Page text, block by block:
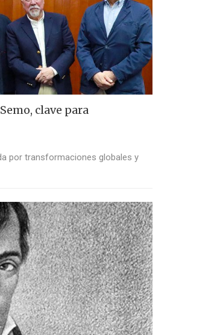
clave para
por transformaciones globales y